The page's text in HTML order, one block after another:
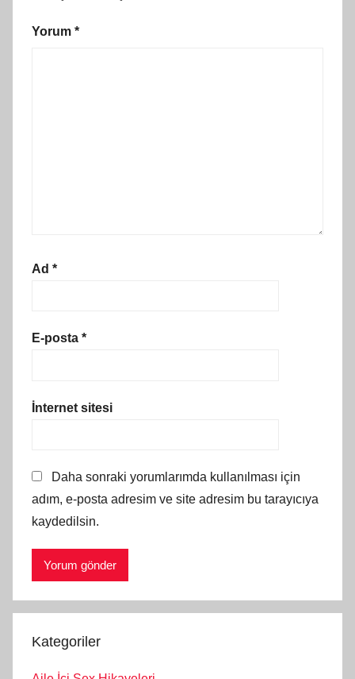
Yorum *
Ad *
E-posta *
İnternet sitesi
Daha sonraki yorumlarımda kullanılması için
adım, e-posta adresim ve site adresim bu tarayıcıya
kaydedilsin.
Kategoriler